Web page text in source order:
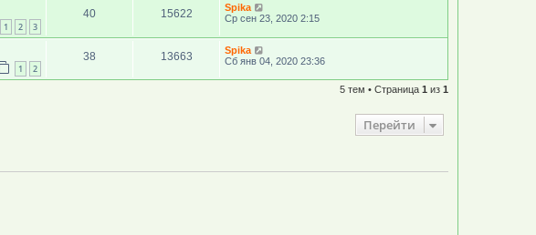
1 2 3
40 15622
Spika
Ср сен 23, 2020 2:15
1 2
38 13663
Spika
Сб янв 04, 2020 23:36
5 тем • Страница 1 из 1
Перейти